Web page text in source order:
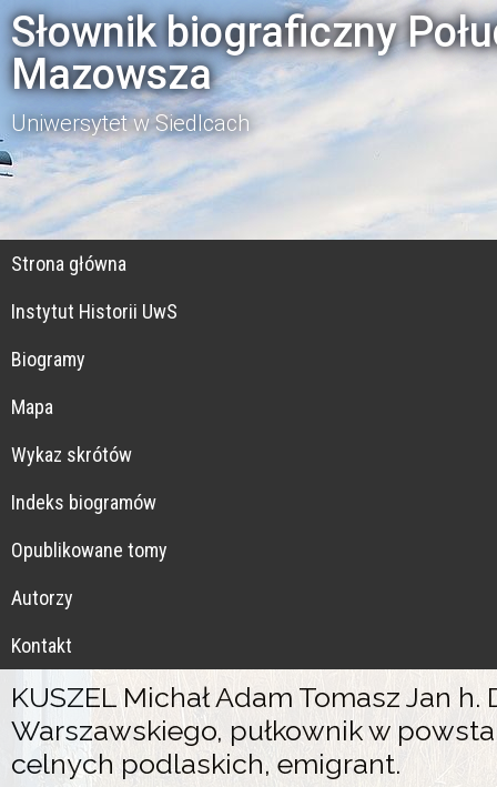
Słownik biograficzny
Mazowsza
Uniwersytet w Siedlcach
Strona główna
Instytut Historii UwS
Biogramy
Mapa
Wykaz skrótów
Indeks biogramów
Opublikowane tomy
Autorzy
Kontakt
KUSZEL Michał Adam Tomasz Jan
Warszawskiego, pułkownik w
celnych podlaskich, emigrant.